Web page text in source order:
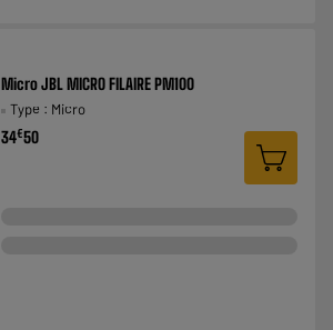
Micro JBL MICRO FILAIRE PM100
Type : Micro
34€50